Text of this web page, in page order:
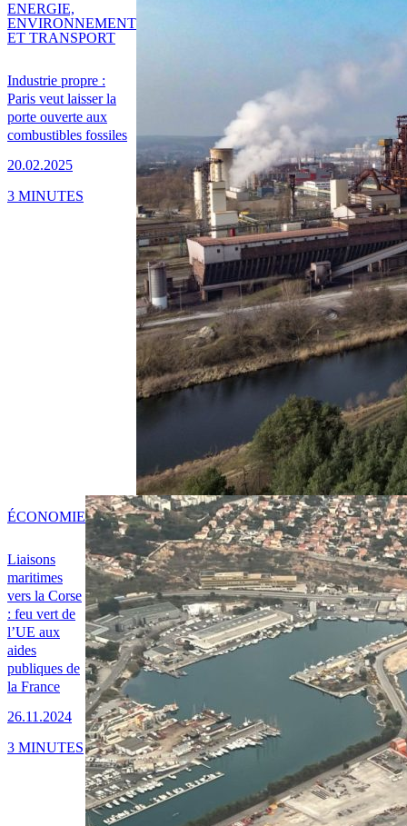
Industrie propre :
Paris veut laisser la
porte ouverte aux
combustibles fossiles
20.02.2025
ENERGIE,
ENVIRONNEMENT
ET TRANSPORT
3 MINUTES
Liaisons
maritimes
vers la Corse
: feu vert de
l’UE aux
aides
publiques de
la France
26.11.2024
ÉCONOMIE
3 MINUTES